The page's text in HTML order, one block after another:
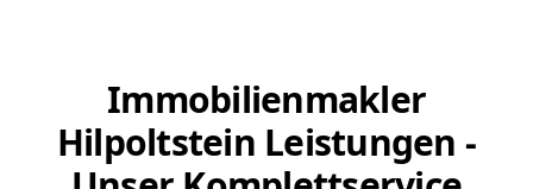
Immobilienmakler
Hilpoltstein Leistungen -